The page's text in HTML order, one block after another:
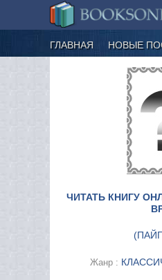
ГЛАВНАЯ НОВЫЕ
ЧИТАТЬ КНИГУ
(
Жанр :